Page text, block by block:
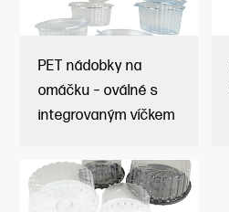
PET nádobky na
omáčku – oválné s
integrovaným víčkem